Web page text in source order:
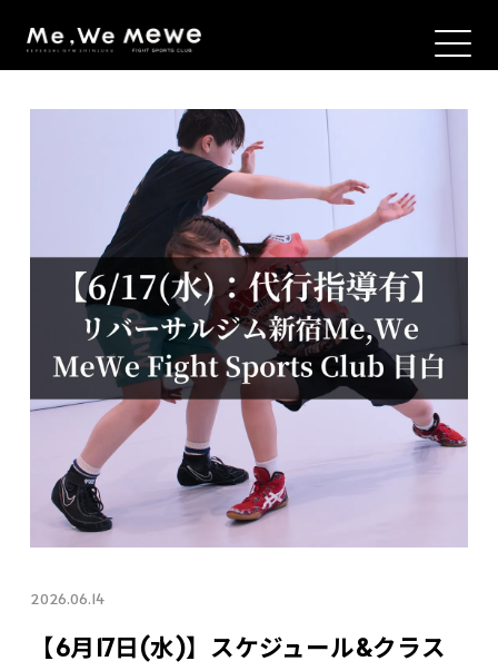
2026.06.14
【6月17日(水)】スケジュール&クラス